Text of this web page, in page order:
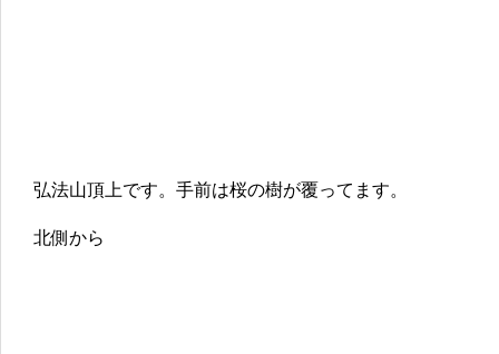
弘法山頂上です。手前は桜の樹が覆ってます。
北側から